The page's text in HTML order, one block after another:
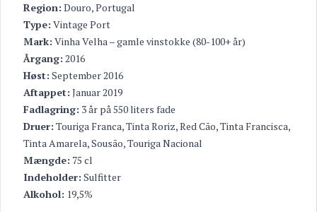
Region: Douro, Portugal
Type: Vintage Port
Mark: Vinha Velha – gamle vinstokke (80-100+ år)
Årgang: 2016
Høst: September 2016
Aftappet: Januar 2019
Fadlagring: 3 år på 550 liters fade
Druer: Touriga Franca, Tinta Roriz, Red Cão, Tinta Francisca,
Tinta Amarela, Sousão, Touriga Nacional
Mængde: 75 cl
Indeholder: Sulfitter
Alkohol: 19,5%